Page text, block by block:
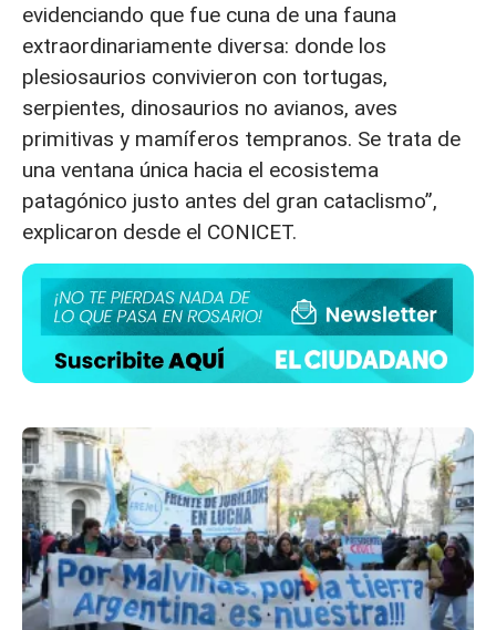
evidenciando que fue cuna de una fauna
extraordinariamente diversa: donde los
plesiosaurios convivieron con tortugas,
serpientes, dinosaurios no avianos, aves
primitivas y mamíferos tempranos. Se trata de
una ventana única hacia el ecosistema
patagónico justo antes del gran cataclismo”,
explicaron desde el CONICET.